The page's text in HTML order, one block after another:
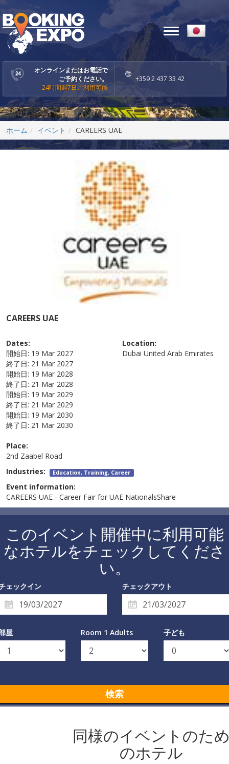
オンラインまたはお電話で
ご予約ください。
24時間週7日ご利用可能
+359 2 437 33 42
Toggle
navigation
ホーム イベント CAREERS UAE
CAREERS UAE
Dates:
開始日: 19 Mar 2027
終了日: 21 Mar 2027
開始日: 19 Mar 2028
終了日: 21 Mar 2028
開始日: 19 Mar 2029
終了日: 21 Mar 2029
開始日: 19 Mar 2030
終了日: 21 Mar 2030
Location:
Dubai United Arab Emirates
Place:
2nd Zaabel Road
Industries: Education, Training, Career
Event information:
CAREERS UAE - Career Fair for UAE NationalsShare
このイベント開催中に利用可能
なホテルをチェックしてくださ
い。
ェックイン チェックアウト
屋 Room 1 Adults 子ども
検索
同様のイベントのた
のホテル